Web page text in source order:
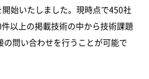
始いたしました。現時点で450社
以上の掲載技術の中から技術課題
の問い合わせを行うことが可能で